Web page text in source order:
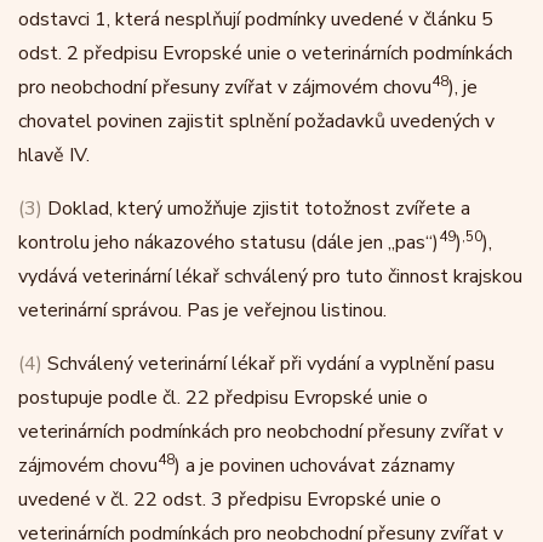
odstavci 1, která nesplňují podmínky uvedené v článku 5
odst. 2 předpisu Evropské unie o veterinárních podmínkách
pro neobchodní přesuny zvířat v zájmovém chovu48), je
chovatel povinen zajistit splnění požadavků uvedených v
hlavě IV.
(3) Doklad, který umožňuje zjistit totožnost zvířete a
kontrolu jeho nákazového statusu (dále jen „pas“)49),50),
vydává veterinární lékař schválený pro tuto činnost krajskou
veterinární správou. Pas je veřejnou listinou.
(4) Schválený veterinární lékař při vydání a vyplnění pasu
postupuje podle čl. 22 předpisu Evropské unie o
veterinárních podmínkách pro neobchodní přesuny zvířat v
zájmovém chovu48) a je povinen uchovávat záznamy
uvedené v čl. 22 odst. 3 předpisu Evropské unie o
veterinárních podmínkách pro neobchodní přesuny zvířat v